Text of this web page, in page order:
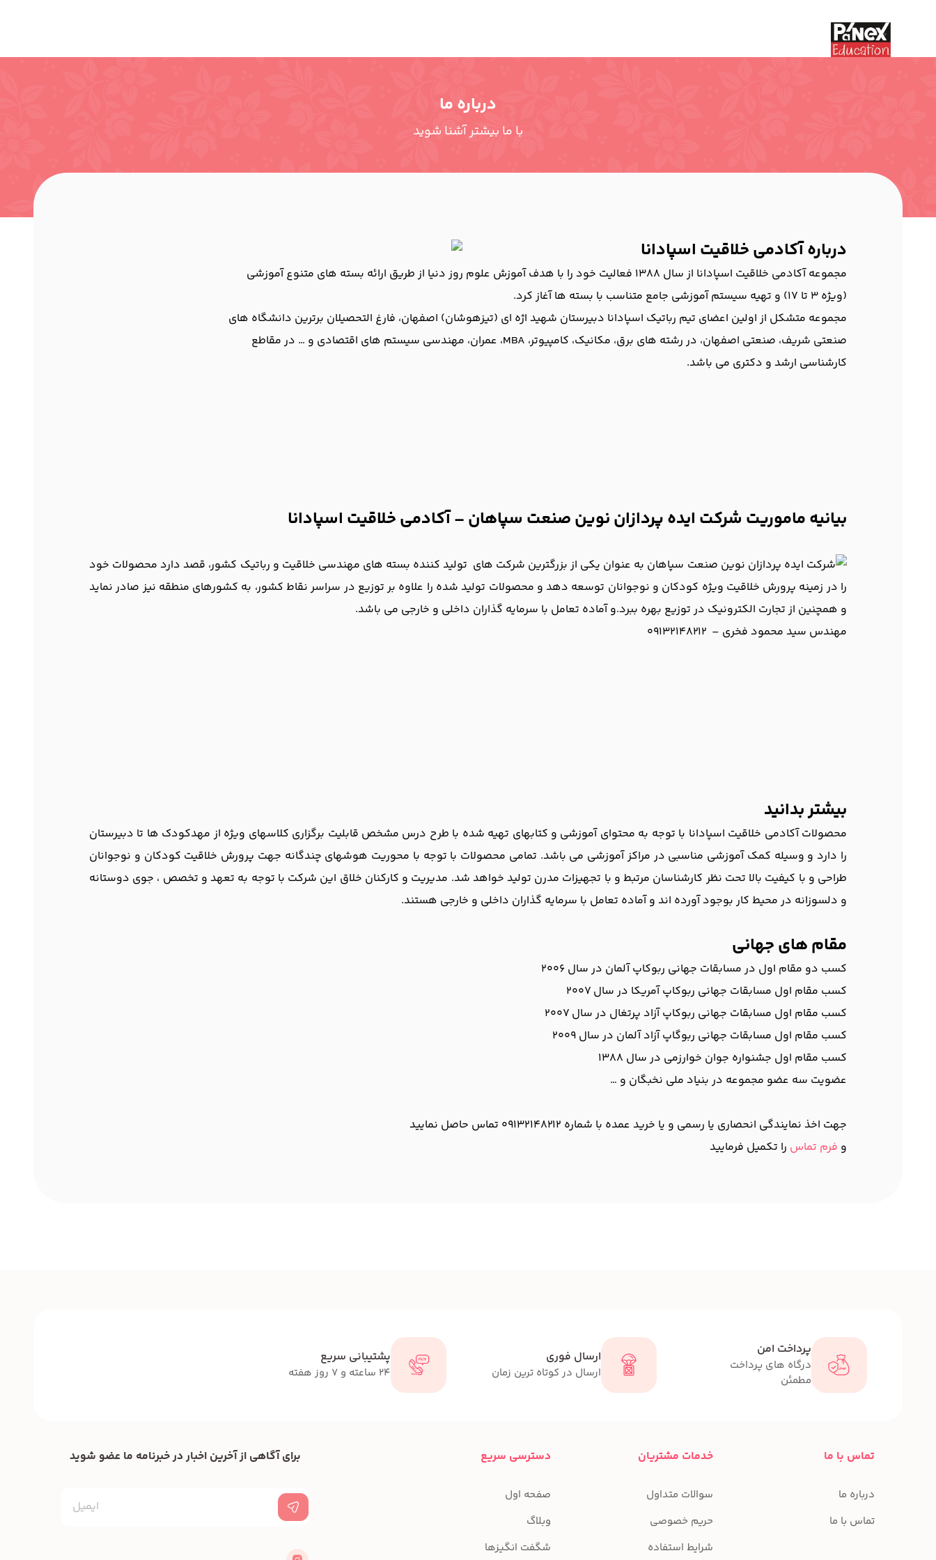
درباره ما
با ما بیشتر آشنا شوید
درباره آکادمی خلاقیت اسپادانا
مجموعه آکادمی خلاقیت اسپادانا از سال 1388 فعالیت خود را با هدف آموزش علوم روز دنیا از طریق ارائه بسته های متنوع آموزشی
(ویژه 3 تا 17) و تهیه سیستم آموزشی جامع متناسب با بسته ها آغاز کرد.
مجموعه متشکل از اولین اعضای تیم رباتیک اسپادانا دبیرستان شهید اژه ای (تیزهوشان) اصفهان، فارغ التحصیلان برترین دانشگاه های
صنعتی شریف، صنعتی اصفهان، در رشته های برق، مکانیک، کامپیوتر، MBA، عمران، مهندسی سیستم های اقتصادی و … در مقاطع
کارشناسی ارشد و دکتری می باشد.
بیانیه ماموریت شرکت ایده پردازان نوین صنعت سپاهان – آکادمی خلاقیت اسپادانا
شرکت ایده پردازان نوین صنعت سپاهان به عنوان یکی از بزرگترین شرکت های تولید کننده بسته های مهندسی خلاقیت و رباتیک کشور، قصد دارد محصولات خود
را در زمینه پرورش خلاقیت ویژه کودکان و نوجوانان توسعه دهد و محصولات تولید شده را علاوه بر توزیع در سراسر نقاط کشور، به کشورهای منطقه نیز صادر نماید
و همچنین از تجارت الکترونیک در توزیع بهره ببرد.و آماده تعامل با سرمایه گذاران داخلی و خارجی می باشد.
مهندس سید محمود فخری – 09132148212
بیشتر بدانید
محصولات آکادمی خلاقیت اسپادانا با توجه به محتوای آموزشی و کتابهای تهیه شده با طرح درس مشخص قابلیت برگزاری کلاسهای ویژه از مهدکودک ها تا دبیرستان
را دارد و وسیله کمک آموزشی مناسبی در مراکز آموزشی می باشد. تمامی محصولات با توجه با محوریت هوشهای چندگانه جهت پرورش خلاقیت کودکان و نوجوانان
طراحی و با کیفیت بالا تحت نظر کارشناسان مرتبط و با تجهیزات مدرن تولید خواهد شد. مدیریت و کارکنان خلاق این شرکت با توجه به تعهد و تخصص ، جوی دوستانه
و دلسوزانه در محیط کار بوجود آورده اند و آماده تعامل با سرمایه گذاران داخلی و خارجی هستند.
مقام های جهانی
کسب دو مقام اول در مسابقات جهانی ربوکاپ آلمان در سال 2006
کسب مقام اول مسابقات جهانی ربوکاپ آمریکا در سال 2007
کسب مقام اول مسابقات جهانی ربوکاپ آزاد پرتغال در سال 2007
کسب مقام اول مسابقات جهانی ربوگاپ آزاد آلمان در سال 2009
کسب مقام اول جشنواره جوان خوارزمی در سال 1388
عضویت سه عضو مجموعه در بنیاد ملی نخبگان و …
جهت اخذ نمایندگی انحصاری یا رسمی و یا خرید عمده با شماره 09132148212 تماس حاصل نمایید
و فرم تماس را تکمیل فرمایید
پرداخت امن
درگاه های پرداخت
مطمئن
ارسال فوری
ارسال در کوتاه ترین زمان
پشتیبانی سریع
24 ساعته و 7 روز هفته
تماس با ما
درباره ما
تماس با ما
خدمات مشتریان
سوالات متداول
حریم خصوصی
شرایط استفاده
دسترسی سریع
صفحه اول
وبلاگ
شگفت انگیزها
برای آگاهی از آخرین اخبار در خبرنامه ما عضو شوید